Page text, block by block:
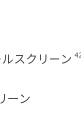
スクリーン
ーン